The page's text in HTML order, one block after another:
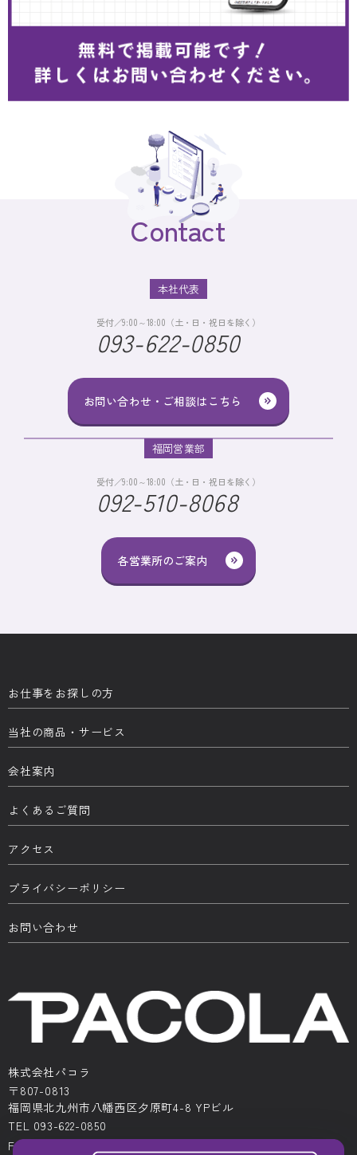
Contact
お問い合わせ・ご相談はこちら
本社代表
受付／9:00～18:00（土・日・祝日を除く）
093-622-0850
各営業所のご案内
福岡営業部
受付／9:00～18:00（土・日・祝日を除く）
092-510-8068
株式会社パコラ
〒807-0813
福岡県北九州市八幡西区夕原町4-8 YPビル
TEL 093-622-0850
FAX 093-622-0522
お仕事をお探しの方
当社の商品・サービス
会社案内
よくあるご質問
アクセス
プライバシーポリシー
お問い合わせ